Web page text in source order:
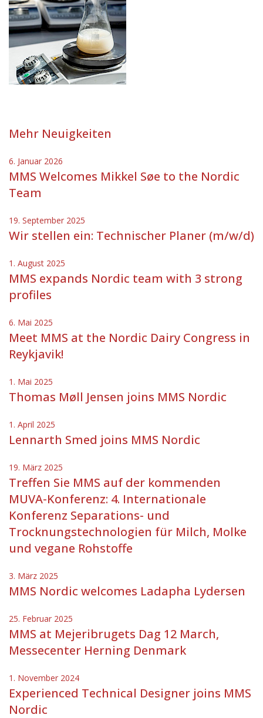
Mehr Neuigkeiten
6. Januar 2026
MMS Welcomes Mikkel Søe to the Nordic
Team
19. September 2025
Wir stellen ein: Technischer Planer (m/w/d)
1. August 2025
MMS expands Nordic team with 3 strong
profiles
6. Mai 2025
Meet MMS at the Nordic Dairy Congress in
Reykjavik!
1. Mai 2025
Thomas Møll Jensen joins MMS Nordic
1. April 2025
Lennarth Smed joins MMS Nordic
19. März 2025
Treffen Sie MMS auf der kommenden
MUVA-Konferenz: 4. Internationale
Konferenz Separations- und
Trocknungstechnologien für Milch, Molke
und vegane Rohstoffe
3. März 2025
MMS Nordic welcomes Ladapha Lydersen
25. Februar 2025
MMS at Mejeribrugets Dag 12 March,
Messecenter Herning Denmark
1. November 2024
Experienced Technical Designer joins MMS
Nordic